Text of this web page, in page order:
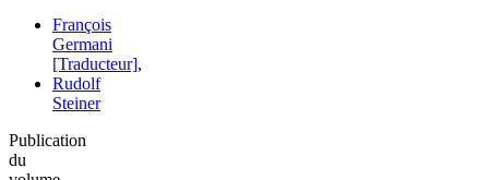
François
Germani
[Traducteur],
Rudolf
Steiner
Publication
du